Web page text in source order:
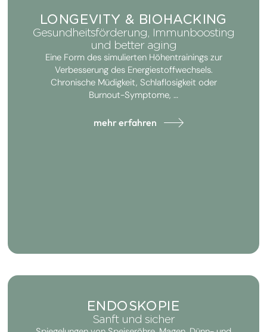
LONGEVITY & BIOHACKING
Gesundheitsförderung, Immunboosting
und better aging
Eine Form des simulierten Höhentrainings zur
Verbesserung des Energiestoffwechsels.
Chronische Müdigkeit, Schlaflosigkeit oder
Burnout-Symptome, …
mehr erfahren
ENDOSKOPIE​
Sanft und sicher